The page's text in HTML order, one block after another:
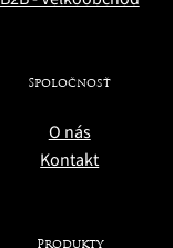
Spoločnosť
O nás
Kontakt
Produkty